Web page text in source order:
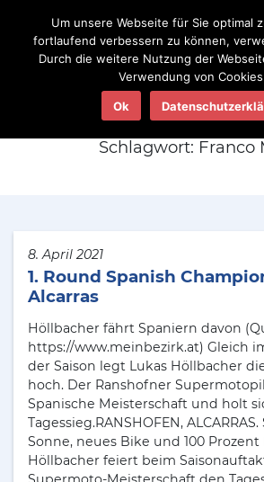
Schlagwort: Franco
8. April 2021
1. Round Spanish
Alcarras
Höllbacher fährt Spaniern davon
https://www.meinbezirk.at) Gleich
der Saison legt Lukas Höllbacher
hoch. Der Ranshofner
Spanische Meisterschaft und holt
Tagessieg.RANSHOFEN,
Sonne, neues Bike und 100 Prozent
Höllbacher feiert beim
Um unsere Webseite für Sie optimal
fortlaufend verbessern zu können,
Durch die weitere Nutzung der
Verwendung von
Ok